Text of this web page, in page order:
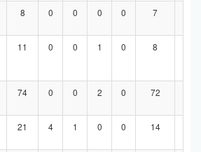
8 0 0 0 0 7
11 0 0 1 0 8
74 0 0 2 0 72
21 4 1 0 0 14